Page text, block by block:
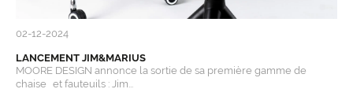
02-12-2024
LANCEMENT JIM&MARIUS
MOORE DESIGN annonce la sortie de sa première gamme de
chaise et fauteuils : Jim...